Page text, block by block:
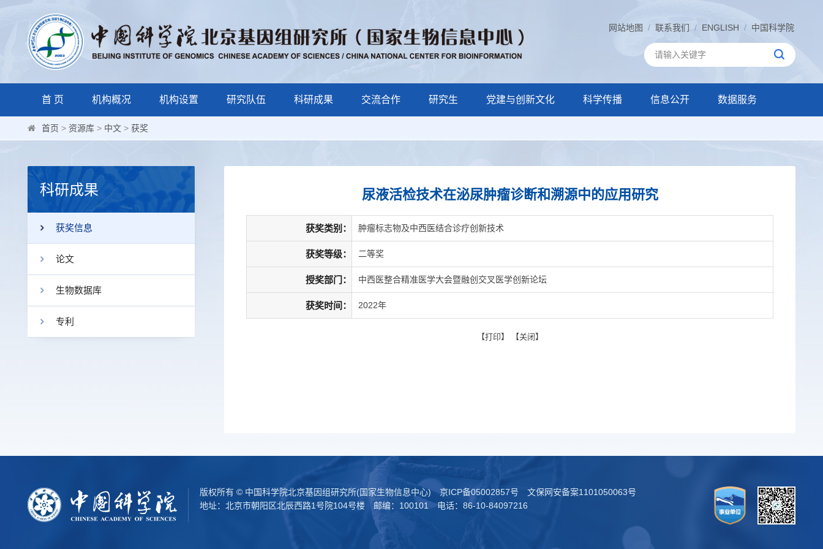
网站地图 / 联系我们 / ENGLISH / 中国科学院
首 页 机构概况 机构设置 研究队伍 科研成果 交流合作 研究生 党建与创新文化 科学传播 信息公开 数据服务
首页 > 资源库 > 中文 > 获奖
科研成果
获奖信息
论文
生物数据库
专利
尿液活检技术在泌尿肿瘤诊断和溯源中的应用研究
获奖类别： 肿瘤标志物及中西医结合诊疗创新技术
获奖等级： 二等奖
授奖部门： 中西医整合精准医学大会暨融创交叉医学创新论坛
获奖时间： 2022年
【打印】 【关闭 】
版权所有 © 中国科学院北京基因组研究所(国家生物信息中心)京ICP备05002857号
文保网安备案1101050063号
地址：北京市朝阳区北辰西路1号院104号楼 邮编：100101 电话：86-10-84097216